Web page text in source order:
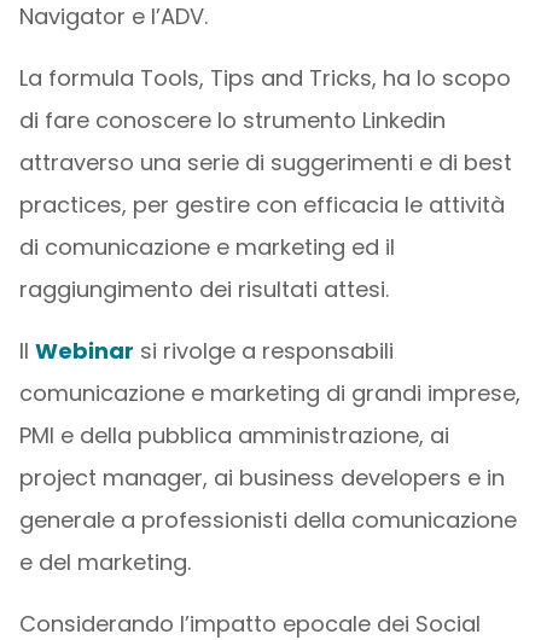
Navigator e l’ADV.
La formula Tools, Tips and Tricks, ha lo scopo
di fare conoscere lo strumento Linkedin
attraverso una serie di suggerimenti e di best
practices, per gestire con efficacia le attività
di comunicazione e marketing ed il
raggiungimento dei risultati attesi.
Il Webinar si rivolge a responsabili
comunicazione e marketing di grandi imprese,
PMI e della pubblica amministrazione, ai
project manager, ai business developers e in
generale a professionisti della comunicazione
e del marketing.
Considerando l’impatto epocale dei Social